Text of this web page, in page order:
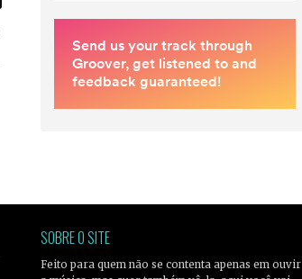
SOBRE O SITE
Feito para quem não se contenta apenas em ouvir